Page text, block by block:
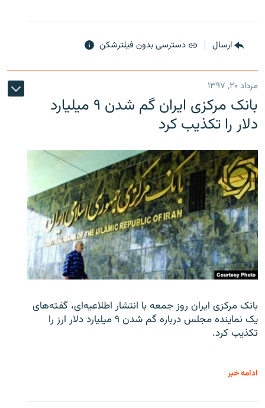
ارسال دسترسی بدون فیلترشکن
مرداد ۲۰, ۱۳۹۷
بانک مرکزی ایران گم شدن ۹ میلیارد
دلار را تکذیب کرد
بانک مرکزی ایران روز جمعه با انتشار اطلاعیه‌ای، گفته‌های
یک نماینده مجلس درباره گم شدن ۹ میلیارد دلار ارز را
تکذیب کرد.
ادامه خبر